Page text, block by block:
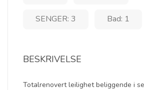
SENGER: 3 Bad: 1
BESKRIVELSE
Totalrenovert leilighet beliggende i